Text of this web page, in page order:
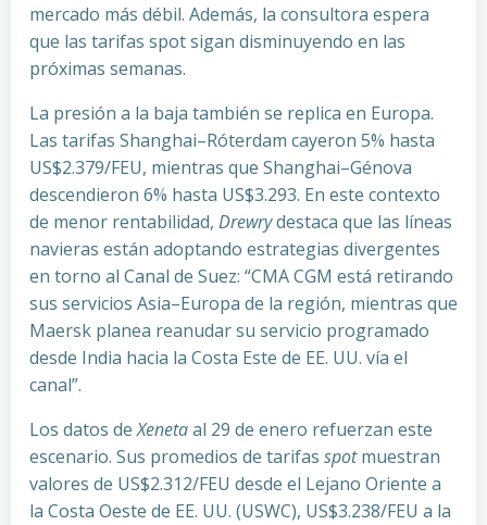
mercado más débil. Además, la consultora espera
que las tarifas spot sigan disminuyendo en las
próximas semanas.
La presión a la baja también se replica en Europa.
Las tarifas Shanghai–Róterdam cayeron 5% hasta
US$2.379/FEU, mientras que Shanghai–Génova
descendieron 6% hasta US$3.293. En este contexto
de menor rentabilidad, Drewrydestaca que las líneas
navieras están adoptando estrategias divergentes
en torno al Canal de Suez: “CMA CGM está retirando
sus servicios Asia–Europa de la región, mientras que
Maersk planea reanudar su servicio programado
desde India hacia la Costa Este de EE. UU. vía el
canal”.
Los datos deXenetaal 29 de enero refuerzan este
escenario. Sus promedios de tarifas spotmuestran
valores de US$2.312/FEU desde el Lejano Oriente a
la Costa Oeste de EE. UU. (USWC), US$3.238/FEU a la